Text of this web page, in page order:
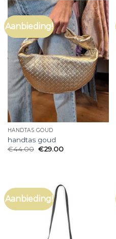
Aanbieding!
HANDTAS GOUD
handtas goud
€44.00 €29.00
Aanbieding!